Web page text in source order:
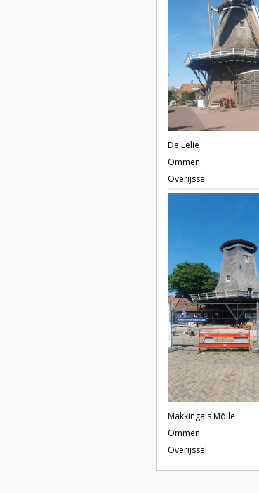
De Lelie
Ommen
Overijssel
Makkinga's Mölle
Ommen
Overijssel